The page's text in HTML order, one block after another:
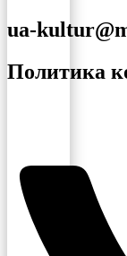
ua-
Политика